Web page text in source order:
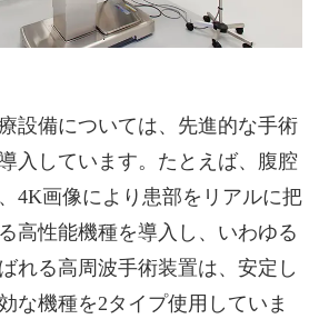
設備については、先進的な手術
入しています。たとえば、腹腔
4K画像により患部をリアルに把
高性能機種を導入し、いわゆる
れる高周波手術装置は、安定し
な機種を2タイプ使用していま